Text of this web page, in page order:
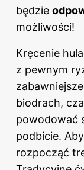
będzie
możliwości!
Kręcenie
z pewnym
biodrach,
powodować
podbicie.
rozpocząć